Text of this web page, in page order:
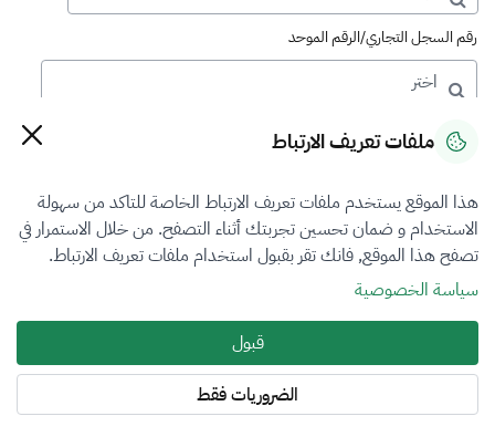
رقم السجل التجاري/الرقم الموحد
رقم الترخيص
التصنيف
VFR5
فرع التقييم
ملفات تعريف الارتباط
هذا الموقع يستخدم ملفات تعريف الارتباط الخاصة للتاكد من سهولة
الاستخدام و ضمان تحسين تجربتك أثناء التصفح. من خلال الاستمرار في
تصفح هذا الموقع, فانك تقر بقبول استخدام ملفات تعريف الارتباط.
سياسة الخصوصية
قبول
الضروريات فقط